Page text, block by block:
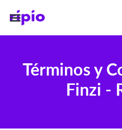
Términos y
Finzi -